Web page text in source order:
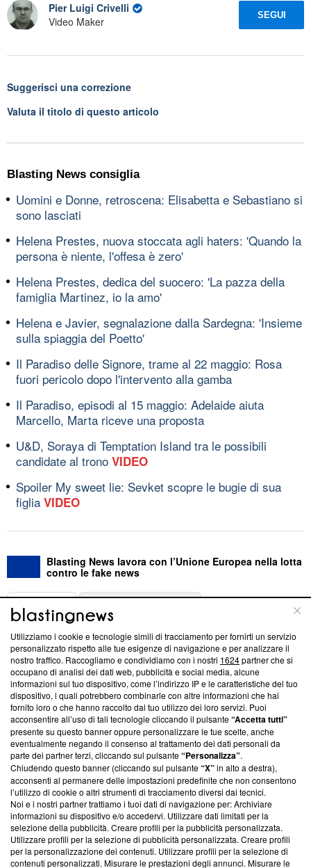
Pier Luigi Crivelli
Video Maker
SEGUI
Suggerisci una correzione
Valuta il titolo di questo articolo
Blasting News consiglia
Uomini e Donne, retroscena: Elisabetta e Sebastiano si
sono lasciati
Helena Prestes, nuova stoccata agli haters: 'Quando la
persona è niente, l'offesa è zero'
Helena Prestes, dedica del suocero: 'La pazza della
famiglia Martinez, io la amo'
Helena e Javier, segnalazione dalla Sardegna: 'Insieme
sulla spiaggia del Poetto'
Il Paradiso delle Signore, trame al 22 maggio: Rosa
fuori pericolo dopo l'intervento alla gamba
Il Paradiso, episodi al 15 maggio: Adelaide aiuta
Marcello, Marta riceve una proposta
U&D, Soraya di Temptation Island tra le possibili
candidate al trono VIDEO
Spoiler My sweet lie: Sevket scopre le bugie di sua
figlia VIDEO
Blasting News lavora con l’Unione Europea nella lotta
contro le fake news
ABOUT
Questa sezione offre informazioni trasparenti su Blasting
News, sui nostri processi editoriali e su come ci impegniamo a
creare news di qualità. Inoltre, afferma la nostra aderenza a
‘Trust Project - News with Integrity’Blasting News non è
ancora membro del programma, ma ha richiesto di farne
parte; Trust Project non ha ancora effettuato una verifica di
conformità agli standard.
Su di noi
Team editoriale
Corporate
Redazione
Informativa Privacy
Utilizziamo i cookie e tecnologie simili di tracciamento per fornirti un servizio
personalizzato rispetto alle tue esigenze di navigazione e per analizzare il
nostro traffico. Raccogliamo e condividiamo con i nostri 1624partner che si
occupano di analisi dei dati web, pubblicità e social media, alcune
informazioni sul tuo dispositivo, come l’indirizzo IP e le caratteristiche del tuo
dispositivo, i quali potrebbero combinarle con altre informazioni che hai
fornito loro o che hanno raccolto dal tuo utilizzo dei loro servizi. Puoi
acconsentire all’uso di tali tecnologie cliccando il pulsante“Accetta tutti”
presente su questo banner oppure personalizzare le tue scelte, anche
eventualmente negando il consenso al trattamento dei dati personali da
parte dei partner terzi, cliccando sul pulsante“Personalizza”.
Chiudendo questo banner (cliccando sul pulsante“X”in alto a destra),
acconsenti al permanere delle impostazioni predefinite che non consentono
l’utilizzo di cookie o altri strumenti di tracciamento diversi dai tecnici.
Noi e i nostri partner trattiamo i tuoi dati di navigazione per: Archiviare
informazioni su dispositivo e/o accedervi. Utilizzare dati limitati per la
selezione della pubblicità. Creare profili per la pubblicità personalizzata.
Utilizzare profili per la selezione di pubblicità personalizzata. Creare profili
per la personalizzazione dei contenuti. Utilizzare profili per la selezione di
contenuti personalizzati. Misurare le prestazioni degli annunci. Misurare le